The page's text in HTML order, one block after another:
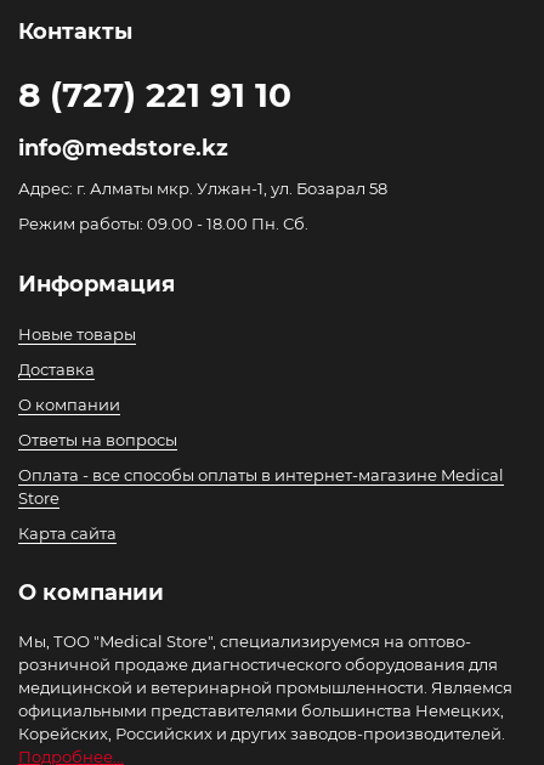
Контакты
8 (727) 221 91 10
info@medstore.kz
Адрес: г. Алматы мкр. Улжан-1, ул. Бозарал 58
Режим работы: 09.00 - 18.00 Пн. Сб.
Информация
Новые товары
Доставка
О компании
Ответы на вопросы
Оплата - все способы оплаты в интернет-магазине Medical
Store
Карта сайта
О компании
Мы, ТОО "Medical Store", специализируемся на оптово-
розничной продаже диагностического оборудования для
медицинской и ветеринарной промышленности. Являемся
официальными представителями большинства Немецких,
Корейских, Российских и других заводов-производителей.
Подробнее...